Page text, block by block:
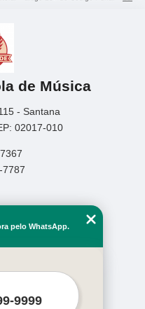
de Música
- Santana
02017-010
7787
pelo WhatsApp.